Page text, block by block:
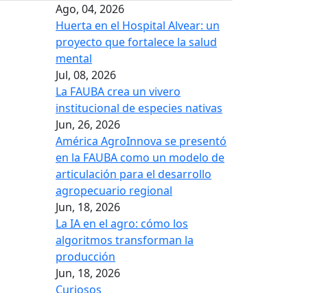
Ago, 04, 2026
Huerta en el Hospital Alvear: un
proyecto que fortalece la salud
mental
Jul, 08, 2026
La FAUBA crea un vivero
institucional de especies nativas
Jun, 26, 2026
América AgroInnova se presentó
en la FAUBA como un modelo de
articulación para el desarrollo
agropecuario regional
Jun, 18, 2026
La IA en el agro: cómo los
algoritmos transforman la
producción
Jun, 18, 2026
Curiosos